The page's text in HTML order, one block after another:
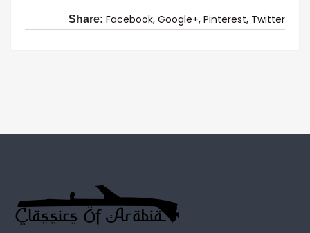
Share: Facebook, Google+, Pinterest, Twitter